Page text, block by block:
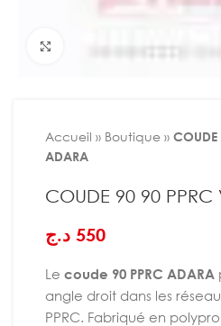
Accueil » Boutique » COUDE
ADARA
COUDE 90 90 PPRC
550 د.ج
Le coude 90 PPRC ADARA
angle droit dans les
PPRC. Fabriqué en